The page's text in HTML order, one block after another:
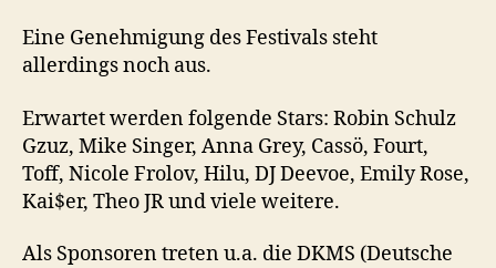
Eine Genehmigung des Festivals steht
allerdings noch aus.
Erwartet werden folgende Stars: Robin Schulz
Gzuz, Mike Singer, Anna Grey, Cassö, Fourt,
Toff, Nicole Frolov, Hilu, DJ Deevoe, Emily Rose,
Kai$er, Theo JR und viele weitere.
Als Sponsoren treten u.a. die DKMS (Deutsche